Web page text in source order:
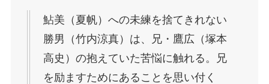
鮎美（夏帆）への未練を捨てきれない
勝男（竹内涼真）は、兄・鷹広（塚本
高史）の抱えていた苦悩に触れる。兄
を励ますためにあることを思い付く